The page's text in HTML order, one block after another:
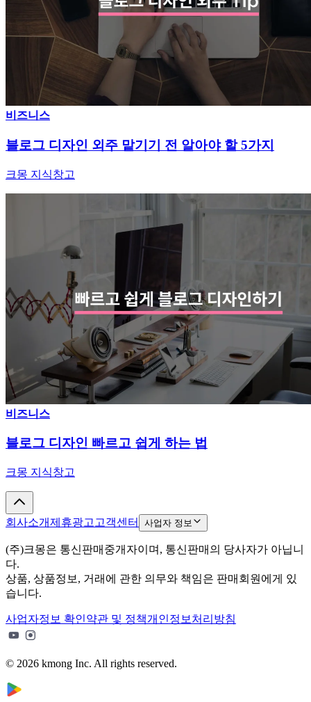
비즈니스
블로그 디자인 외주 맡기기 전 알아야 할 5가지
크몽 지식창고
비즈니스
블로그 디자인 빠르고 쉽게 하는 법
크몽 지식창고
회사소개제휴광고 고객센터 사업자 정보
(주)크몽은 통신판매중개자이며, 통신판매의 당사자가 아닙니
다.
상품, 상품정보, 거래에 관한 의무와 책임은 판매회원에게 있
습니다.
사업자정보 확인약관 및 정책개인정보처리방침
© 2026 kmong Inc. All rights reserved.